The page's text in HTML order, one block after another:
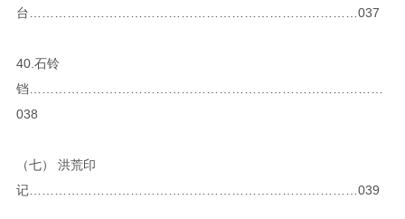
台……………………………………………………………………037
40.石铃
铛…………………………………………………………………………
038
（七） 洪荒印
记……………………………………………………………………039